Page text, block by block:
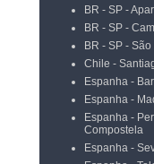
BR - SP -
BR - SP -
BR - SP -
Chile -
Espanha -
Espanha -
Espanha -
Compostela
Espanha -